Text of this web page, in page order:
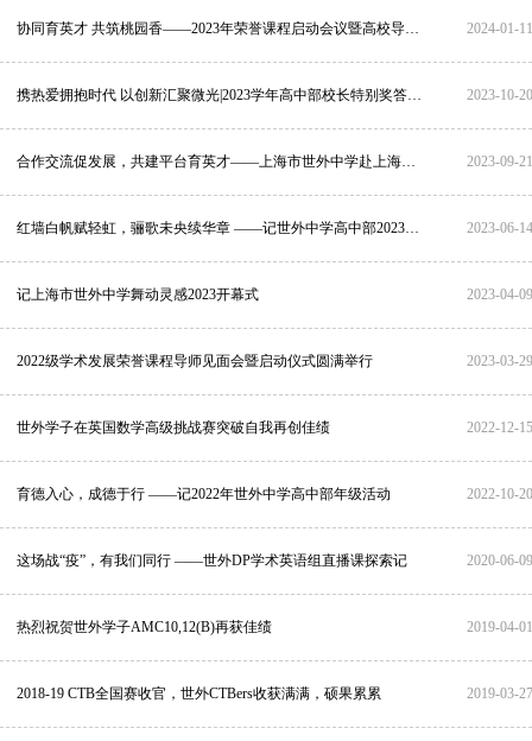
协同育英才 共筑桃园香——2023年荣誉课程启动会议暨高校导师见面会圆满召开 2024-01-11
携热爱拥抱时代 以创新汇聚微光|2023学年高中部校长特别奖答辩回顾 2023-10-20
合作交流促发展，共建平台育英才——上海市世外中学赴上海海洋大学交流 2023-09-21
红墙白帆赋轻虹，骊歌未央续华章 ——记世外中学高中部2023届毕业典礼 2023-06-14
记上海市世外中学舞动灵感2023开幕式 2023-04-09
2022级学术发展荣誉课程导师见面会暨启动仪式圆满举行 2023-03-29
世外学子在英国数学高级挑战赛突破自我再创佳绩 2022-12-15
育德入心，成德于行 ——记2022年世外中学高中部年级活动 2022-10-20
这场战“疫”，有我们同行 ——世外DP学术英语组直播课探索记 2020-06-09
热烈祝贺世外学子AMC10,12(B)再获佳绩 2019-04-01
2018-19 CTB全国赛收官，世外CTBers收获满满，硕果累累 2019-03-27